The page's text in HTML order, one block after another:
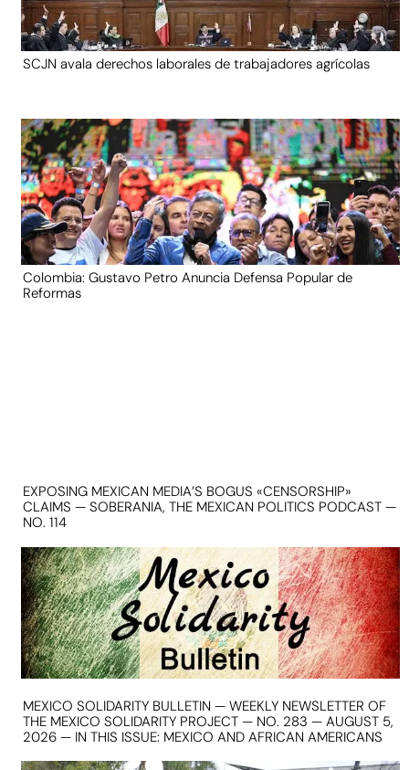
SCJN avala derechos laborales de trabajadores agrícolas
Colombia: Gustavo Petro Anuncia Defensa Popular de
Reformas
EXPOSING MEXICAN MEDIA’S BOGUS «CENSORSHIP»
CLAIMS — SOBERANIA, THE MEXICAN POLITICS PODCAST —
NO. 114
MEXICO SOLIDARITY BULLETIN — WEEKLY NEWSLETTER OF
THE MEXICO SOLIDARITY PROJECT — NO. 283 — AUGUST 5,
2026 — IN THIS ISSUE: MEXICO AND AFRICAN AMERICANS